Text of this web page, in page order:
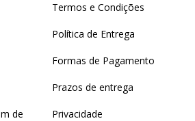
de
Termos e Condições
Política de Entrega
Formas de Pagamento
Prazos de entrega
Privacidade